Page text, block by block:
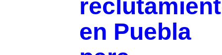
en Puebla